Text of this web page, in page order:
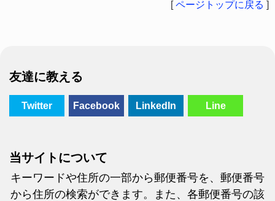
[ページトップに戻る ]
友達に教える
Twitter Facebook LinkedIn Line
当サイトについて
キーワードや住所の一部から郵便番号を、郵便番号
から住所の検索ができます。また、各郵便番号の該